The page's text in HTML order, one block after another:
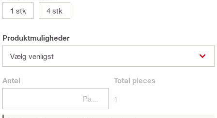
1 stk
4 stk
Produktmuligheder
Vælg venligst
Antal Total pieces
1